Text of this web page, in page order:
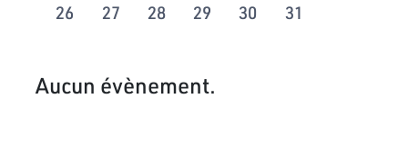
26 27 28 29 30 31
Aucun évènement.